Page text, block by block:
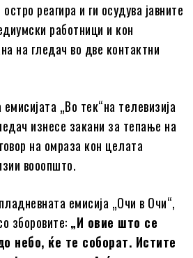
реагира и ги осудува јавните
работници и кон
на гледач во две контактни
„Во тек“на телевизија
изнесе закани за тепање на
на омраза кон целата
вооопшто.
емисија „Очи в Очи“,
зборовите: „И овие што се
небо, ќе те соборат. Истите